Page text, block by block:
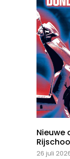
Nieuwe
26 juli